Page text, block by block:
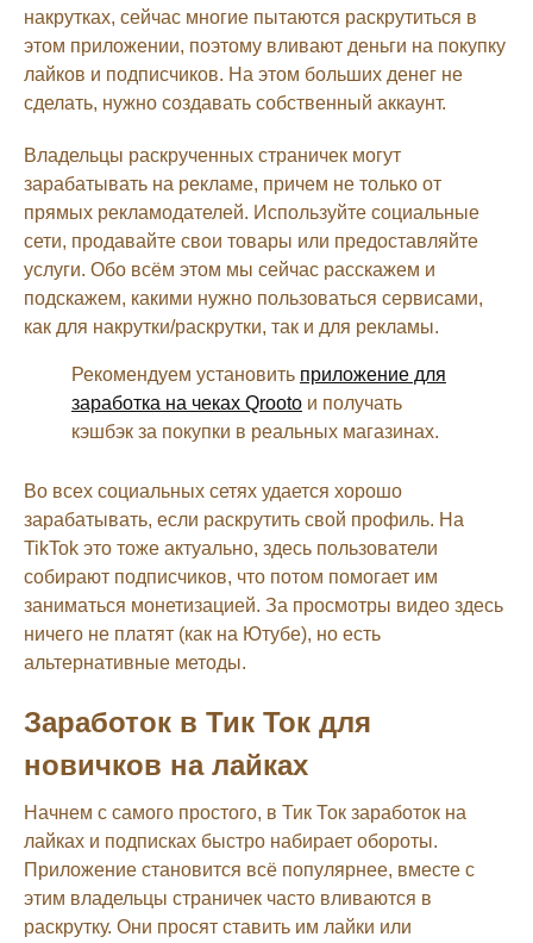
накрутках, сейчас многие пытаются раскрутиться в
этом приложении, поэтому вливают деньги на покупку
лайков и подписчиков. На этом больших денег не
сделать, нужно создавать собственный аккаунт.
Владельцы раскрученных страничек могут
зарабатывать на рекламе, причем не только от
прямых рекламодателей. Используйте социальные
сети, продавайте свои товары или предоставляйте
услуги. Обо всём этом мы сейчас расскажем и
подскажем, какими нужно пользоваться сервисами,
как для накрутки/раскрутки, так и для рекламы.
Рекомендуем установить приложение для
заработка на чеках Qrooto и получать
кэшбэк за покупки в реальных магазинах.
Во всех социальных сетях удается хорошо
зарабатывать, если раскрутить свой профиль. На
TikTok это тоже актуально, здесь пользователи
собирают подписчиков, что потом помогает им
заниматься монетизацией. За просмотры видео здесь
ничего не платят (как на Ютубе), но есть
альтернативные методы.
Заработок в Тик Ток для
новичков на лайках
Начнем с самого простого, в Тик Ток заработок на
лайках и подписках быстро набирает обороты.
Приложение становится всё популярнее, вместе с
этим владельцы страничек часто вливаются в
раскрутку. Они просят ставить им лайки или